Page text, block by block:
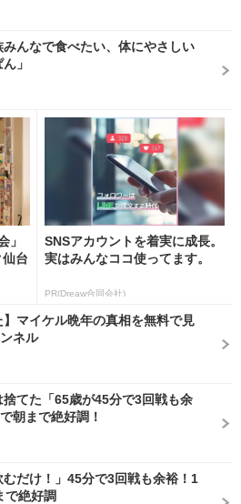
みんなで食べたい、体にやさしい
」
」
台
SNSアカウントを着実に成長。
実はみんなココ使ってます。
PR(Dreaw合同会社)
】マイケル晩年の真相を無料で見
ネル
捨てた「65歳が45分で3回戦も余
朝まで絶好調！
むだけ！」45分で3回戦も余裕！1
で絶好調